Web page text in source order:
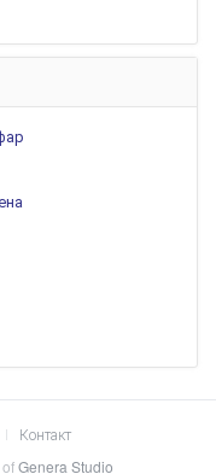
Контакт
Genera Studio